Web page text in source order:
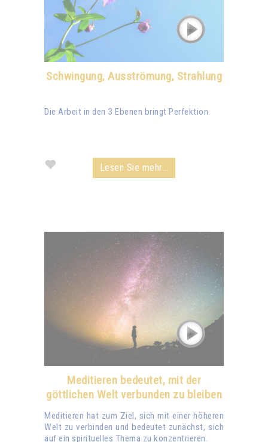
Schwingung, Ausströmung, Strahlung
Die Arbeit in den 3 Ebenen bringt Perfektion.
Lesen Sie mehr...
Meditieren bedeutet, mit der
göttlichen Welt verbunden zu bleiben
Meditieren hat zum Ziel, sich mit einer höheren
Welt zu verbinden und bedeutet zunächst, sich
auf ein spirituelles Thema zu konzentrieren.